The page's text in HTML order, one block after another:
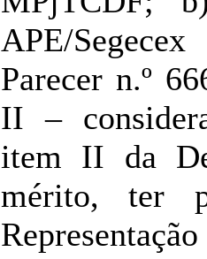
APE/
Parecer n.º
II –
item II da
mérito, ter